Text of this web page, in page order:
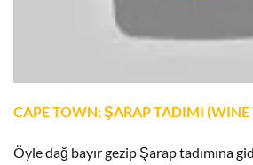
CAPE TOWN: ŞARAP TADIMI (WINE
Öyle dağ bayır gezip Şarap tadımına